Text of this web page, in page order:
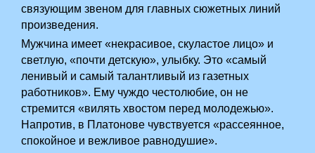
связующим звеном для главных сюжетных линий
произведения.
Мужчина имеет «некрасивое, скуластое лицо» и
светлую, «почти детскую», улыбку. Это «самый
ленивый и самый талантливый из газетных
работников». Ему чуждо честолюбие, он не
стремится «вилять хвостом перед молодежью».
Напротив, в Платонове чувствуется «рассеянное,
спокойное и вежливое равнодушие».